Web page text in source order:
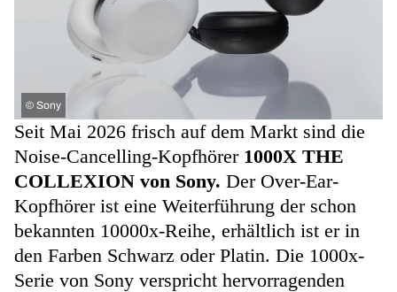
© Sony
Seit Mai 2026 frisch auf dem Markt sind die
Noise-Cancelling-Kopfhörer 1000X THE
COLLEXION von Sony. Der Over-Ear-
Kopfhörer ist eine Weiterführung der schon
bekannten 10000x-Reihe, erhältlich ist er in
den Farben Schwarz oder Platin. Die 1000x-
Serie von Sony verspricht hervorragenden